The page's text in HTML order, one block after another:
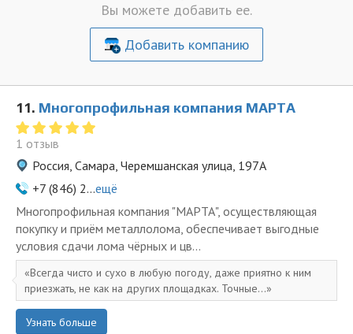
Вы можете добавить ее.
Добавить компанию
11. Многопрофильная компания МАРТА
1 отзыв
Россия, Самара, Черемшанская улица, 197А
+7 (846) 2...ещё
Многопрофильная компания "МАРТА", осуществляющая
покупку и приём металлолома, обеспечивает выгодные
условия сдачи лома чёрных и цв...
Всегда чисто и сухо в любую погоду, даже приятно к ним
приезжать, не как на других площадках. Точные...
Узнать больше